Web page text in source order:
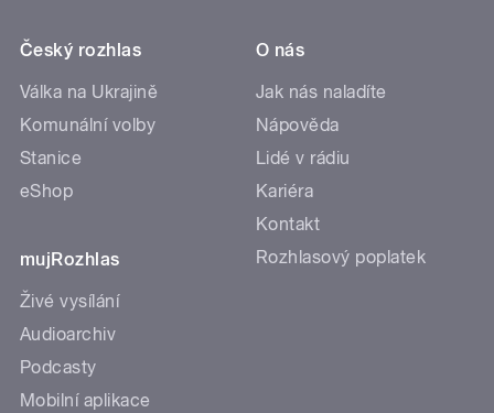
Český rozhlas
Válka na Ukrajině
Komunální volby
Stanice
eShop
mujRozhlas
Živé vysílání
Audioarchiv
Podcasty
Mobilní aplikace
O nás
Jak nás naladíte
Nápověda
Lidé v rádiu
Kariéra
Kontakt
Rozhlasový poplatek